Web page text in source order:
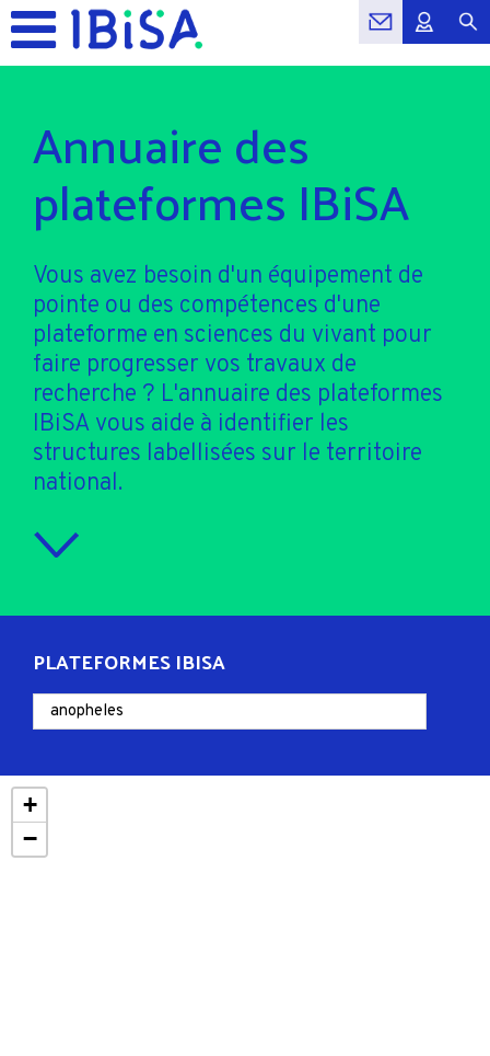
Annuaire des
plateformes IBiSA
Vous avez besoin d'un équipement de
pointe ou des compétences d'une
plateforme en sciences du vivant pour
faire progresser vos travaux de
recherche ? L'annuaire des plateformes
IBiSA vous aide à identifier les
structures labellisées sur le territoire
national.
PLATEFORMES IBISA
+
−